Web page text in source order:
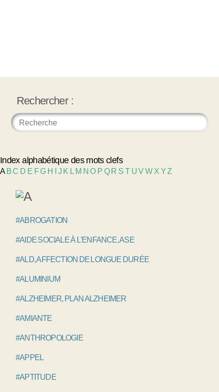
Rechercher :
Index alphabétique des mots clefs
A BC D E FG H J K L M NO P Q R S T UVW X YZ
#ABROGATION
#AIDE SOCIALE À L'ENFANCE, ASE
#ALD, AFFECTION DE LONGUE DURÉE
#ALUMINIUM
#ALZHEIMER, PLAN ALZHEIMER
#AMIANTE
#ANTHROPOLOGIE
#APPEL
#APTITUDE